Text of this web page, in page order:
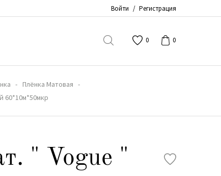
Войти / Регистрация
0 0
Плёнка Матовая
60*10м*50мкр
" Vogue "